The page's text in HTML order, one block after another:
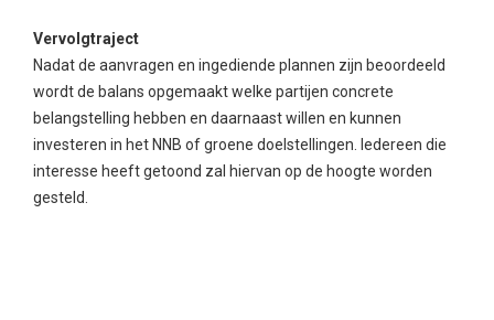
Vervolgtraject
Nadat de aanvragen en ingediende plannen zijn beoordeeld
wordt de balans opgemaakt welke partijen concrete
belangstelling hebben en daarnaast willen en kunnen
investeren in het NNB of groene doelstellingen. Iedereen die
interesse heeft getoond zal hiervan op de hoogte worden
gesteld.